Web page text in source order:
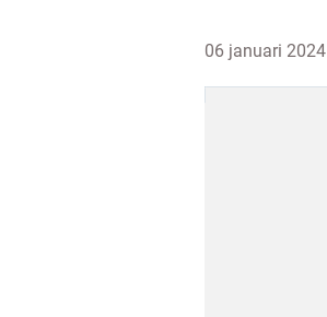
06 januari 2024